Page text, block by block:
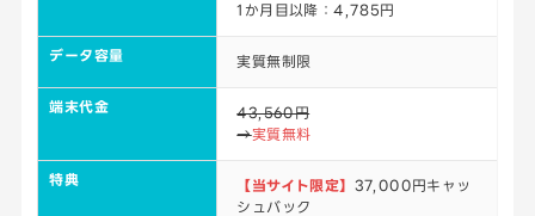
1か月目以降：4,785円
データ容量 実質無制限
端末代金
43,560円
→実質無料
特典 【当サイト限定】 37,000円キャッ
シュバック